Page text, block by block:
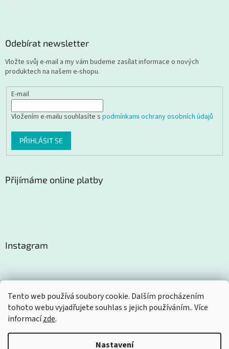
Tento web používá soubory cookie. Dalším procházením
tohoto webu vyjadřujete souhlas s jejich používáním.. Více
informacízde.
Nastavení
Odebírat newsletter
Vložte svůj e-mail a my vám budeme zasílat informace o nových
produktech na našem e-shopu.
E-mail
Vložením e-mailu souhlasíte s podmínkami ochrany osobních údajů
PŘIHLÁSIT SE
Přijímáme online platby
Instagram
Sledovat na Instagramu